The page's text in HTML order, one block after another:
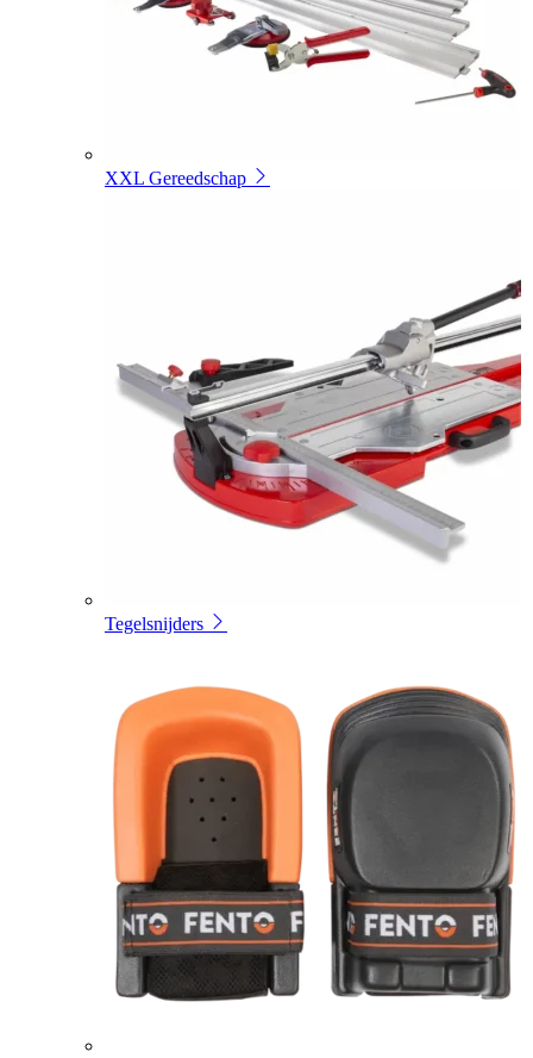
XXL Gereedschap
Tegelsnijders